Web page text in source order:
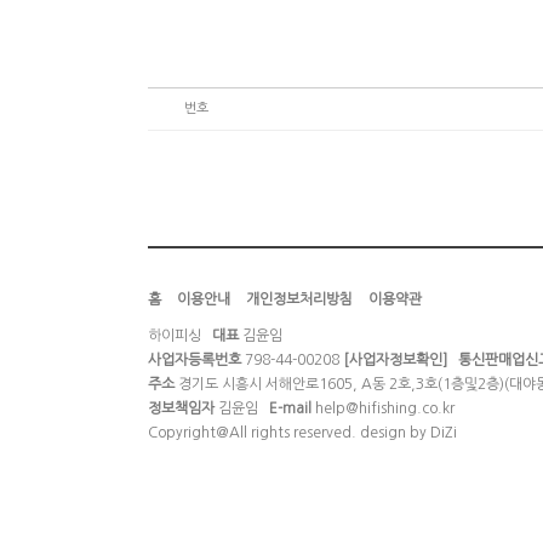
번호
홈 이용안내 개인정보처리방침 이용약관
하이피싱 대표김윤임
사업자등록번호798-44-00208 [사업자정보확인]
통신판매업신
주소경기도 시흥시 서해안로1605, A동 2호,3호(1층및2층)(대
정보책임자김윤임 E-mail
help@hifishing.co.kr
Copyright＠All rights reserved. design by DiZi